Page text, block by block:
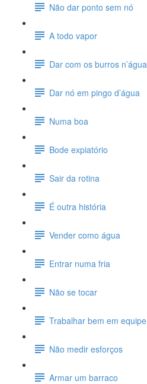
Não dar ponto sem nó
A todo vapor
Dar com os burros n’água
Dar nó em pingo d’água
Numa boa
Bode expiatório
Sair da rotina
É outra história
Vender como água
Entrar numa fria
Não se tocar
Trabalhar bem em equipe
Não medir esforços
Armar um barraco